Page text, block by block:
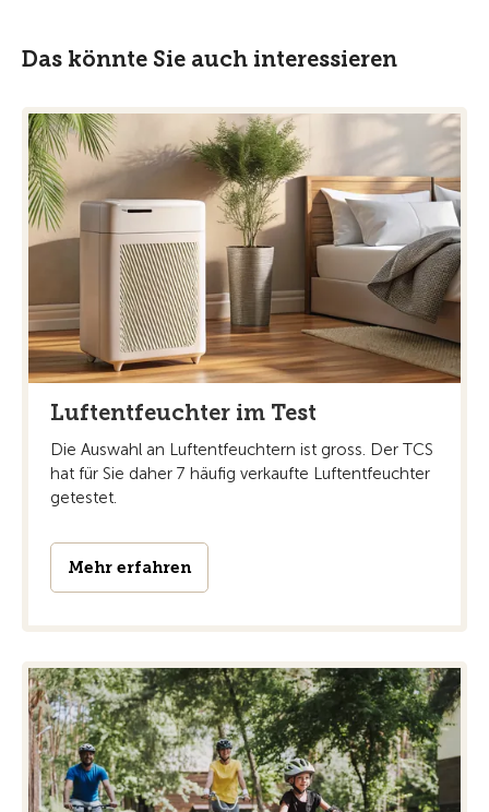
Das könnte Sie auch interessieren
Luftentfeuchter im Test
Die Auswahl an Luftentfeuchtern ist gross. Der TCS
hat für Sie daher 7 häuﬁg verkaufte Luftentfeuchter
getestet.
Mehr erfahren